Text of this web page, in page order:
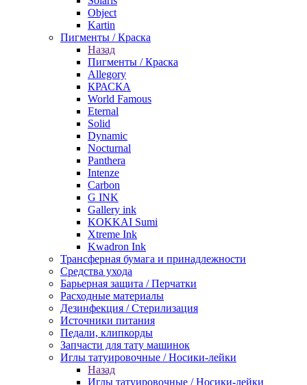
Object
Kartin
Пигменты / Краска
Назад
Пигменты / Краска
Allegory
КРАСКА
World Famous
Eternal
Solid
Dynamic
Nocturnal
Panthera
Intenze
Carbon
G INK
Gallery ink
KOKKAI Sumi
Xtreme Ink
Kwadron Ink
Трансферная бумага и принадлежности
Средства ухода
Барьерная защита / Перчатки
Расходные материалы
Дезинфекция / Стерилизация
Источники питания
Педали, клипкорды
Запчасти для тату машинок
Иглы татуировочные / Носики-лейки
Назад
Иглы татуировочные / Носики-лейки